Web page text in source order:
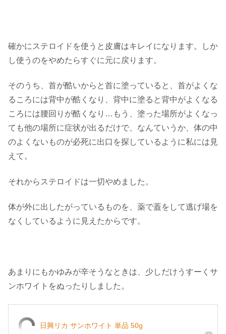
確かにステロイドを使うと皮膚はキレイになります。しか
し使うのをやめたらすぐに元に戻ります。
そのうち、首が酷いからと首に塗っていると、首がよくな
るころには背中が酷くなり、背中に塗ると背中がよくなる
ころには腰回りが酷くなり…もう、塗った場所がよくなっ
ても他の場所に症状が出るだけで、なんていうか、体の中
のよくないものが必死に出口を探しているように私には見
えて。
それからステロイドは一切やめました。
体が外に出したがっているものを、薬で蓋をして逃げ場を
なくしているように見えたからです。
あまりにもかゆみが辛そうなときは、少しだけうすーくサ
ンホワイトをぬったりしました。
日興リカ サンホワイト 単品 50g